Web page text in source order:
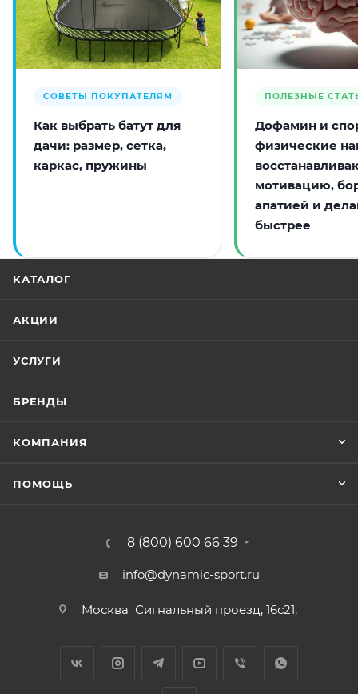
СОВЕТЫ ПОКУПАТЕЛЯМ
Как выбрать батут для
дачи: размер, сетка,
каркас, пружины
ПОЛЕЗНЫЕ
Дофамин и
физические
мотивацию,
апатией и
быстрее
КАТАЛОГ
АКЦИИ
УСЛУГИ
БРЕНДЫ
КОМПАНИЯ
ПОМОЩЬ
8 (800) 600 66 39
info@dynamic-sport.ru
Москва Сигнальный проезд, 16с21,